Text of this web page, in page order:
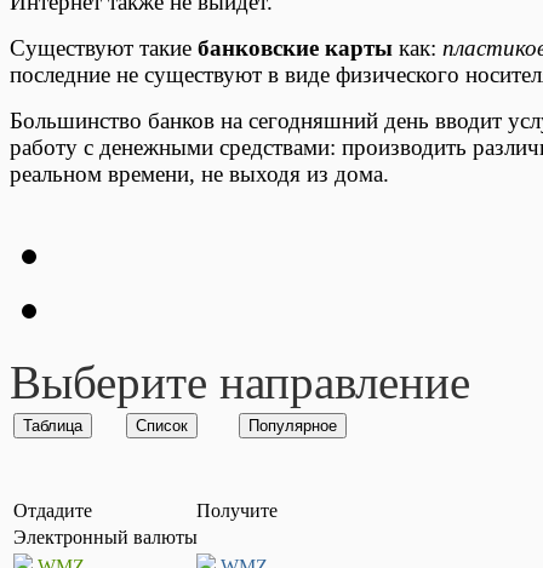
Существуют такие банковские карты как:
последние не существуют в виде физического
Большинство банков на сегодняшний день вводит
работу с денежными средствами: производить
реальном времени, не выходя из дома.
Выберите направление
Отдадите
Получите
Электронный валюты